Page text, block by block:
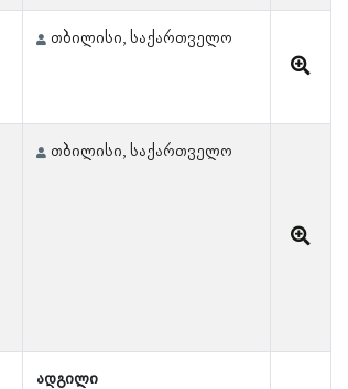
ადგილი
თბილისი, საქართველო
თბილისი, საქართველო